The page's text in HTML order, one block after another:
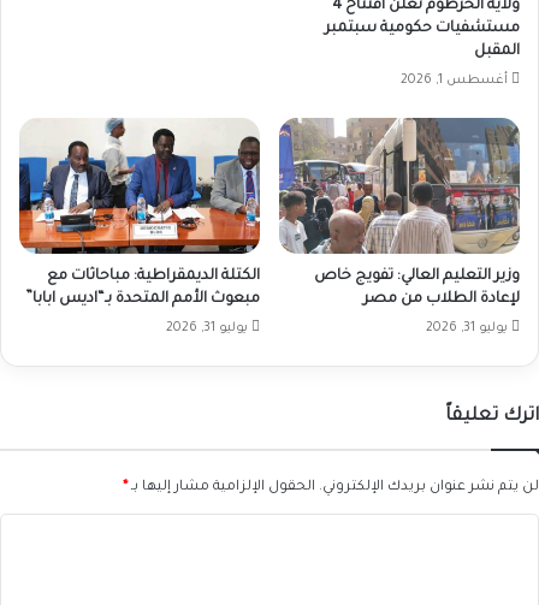
ولاية الخرطوم تعلن أفتتاح 4
مستشفيات حكومية سبتمبر
المقبل
أغسطس 1, 2026
وزير التعليم العالي: تفويج خاص
لإعادة الطلاب من مصر
يوليو 31, 2026
الكتلة الديمقراطية: مباحاثات مع
مبعوث الأمم المتحدة بـ“اديس ابابا”
يوليو 31, 2026
اترك تعليقاً
لن يتم نشر عنوان بريدك الإلكتروني. الحقول الإلزامية مشار إليها بـ*